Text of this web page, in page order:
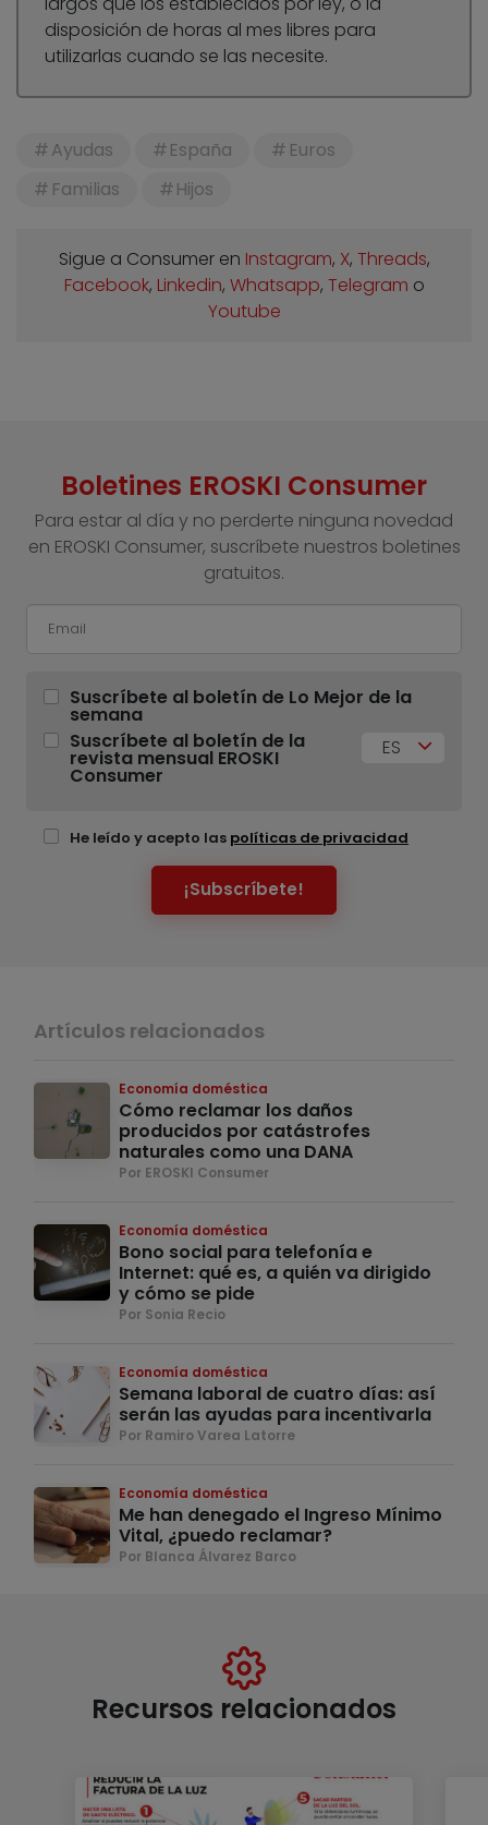
disposición de horas al mes libres para
utilizarlas cuando se las necesite.
Ayudas España
Euros
Familias
Hijos
Sigue a Consumer en Instagram, X, Threads,
Facebook, Linkedin, Whatsapp, Telegram o
Youtube
Boletines EROSKI Consumer
Para estar al día y no perderte ninguna novedad
en EROSKI Consumer, suscríbete nuestros boletines
gratuitos.
Suscríbete al boletín de Lo Mejor de la
semana
Suscríbete al boletín de la
revista mensual EROSKI
Consumer
ES
He leído y acepto las políticas de privacidad
¡Subscríbete!
Artículos relacionados
Economía doméstica
Cómo reclamar los daños
producidos por catástrofes
naturales como una DANA
Por EROSKI Consumer
Economía doméstica
Bono social para telefonía e
Internet: qué es, a quién va dirigido
y cómo se pide
Por Sonia Recio
Economía doméstica
Semana laboral de cuatro días: así
serán las ayudas para incentivarla
Por Ramiro Varea Latorre
Economía doméstica
Me han denegado el Ingreso Mínimo
Vital, ¿puedo reclamar?
Por Blanca Álvarez Barco
Recursos relacionados